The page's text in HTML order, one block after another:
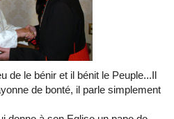
de le bénir et il bénit le Peuple...Il
de bonté, il parle simplement